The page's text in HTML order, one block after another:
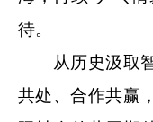
待。
从历史汲取智
共处、合作共赢